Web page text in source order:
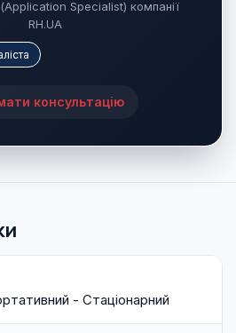
(Application Specialist) компанії
RH.UA
консультацію
- Стаціонарний